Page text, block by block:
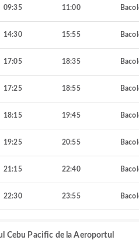
09:35 11:00
14:30 15:55
17:05 18:35
17:25 18:55
18:15 19:45
19:25 20:55
21:15 22:40
22:30 23:55
Cebu Pacific de la Aeroportul